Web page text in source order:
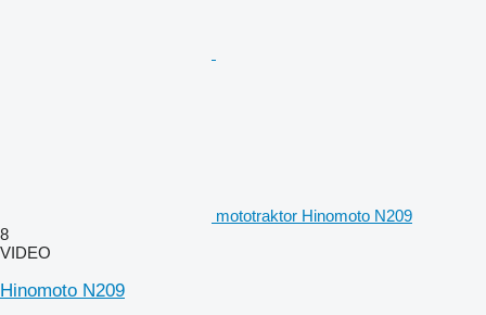
mototraktor Hinomoto N209
8
VIDEO
Hinomoto N209